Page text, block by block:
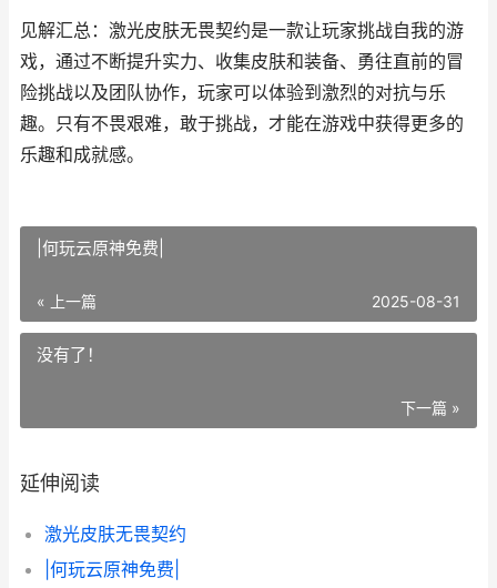
见解汇总：激光皮肤无畏契约是一款让玩家挑战自我的游
戏，通过不断提升实力、收集皮肤和装备、勇往直前的冒
险挑战以及团队协作，玩家可以体验到激烈的对抗与乐
趣。只有不畏艰难，敢于挑战，才能在游戏中获得更多的
乐趣和成就感。
|何玩云原神免费|
« 上一篇 2025-08-31
没有了！
下一篇 »
延伸阅读
激光皮肤无畏契约
|何玩云原神免费|